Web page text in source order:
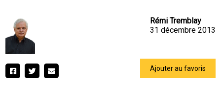
Rémi Tremblay
31 décembre 2013
Ajouter au favoris